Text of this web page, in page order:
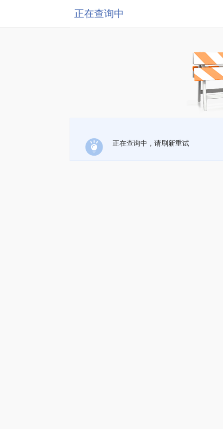
正在查询中
正在查询中，请刷新重试